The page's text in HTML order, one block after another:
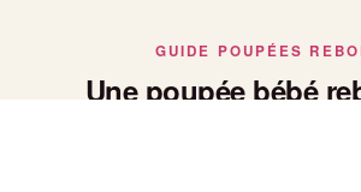
GUIDE POUPÉES
Une poupée bébé